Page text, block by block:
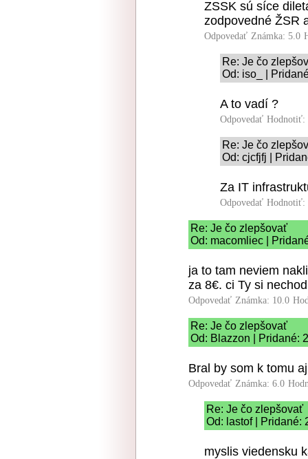
ZSSK sú síce
zodpovedné ŽSR
Odpovedať Známka: 5.0
Re: Je čo
Od: iso_ |
A to vadí ?
Odpovedať Hodnotiť:
Re: Je čo
Od: cjcfjfj |
Za IT
Odpovedať Hodnotiť:
Re: Je čo zlepšovať
Od: macomliec |
ja to tam neviem
za 8€. ci Ty si
Odpovedať Známka: 10.0
Re: Je čo zlepšovať
Od: Blazzon | Pridané:
Bral by som k tomu
Odpovedať Známka: 6.0
Re: Je čo zlepšovať
Od: lastof | Pridané:
myslis viedensku